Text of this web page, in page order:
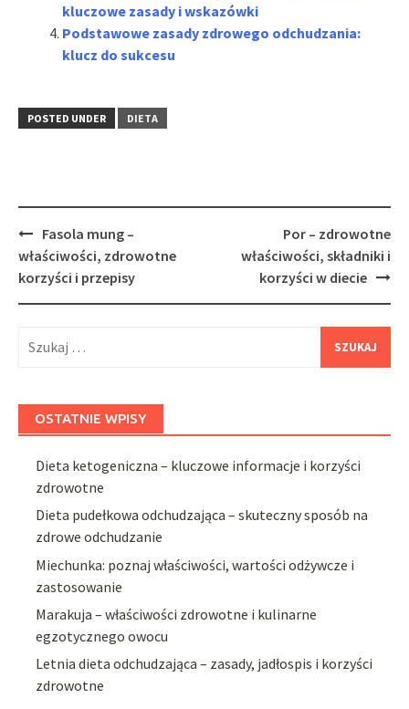
kluczowe zasady i wskazówki
Podstawowe zasady zdrowego odchudzania:
klucz do sukcesu
POSTED UNDER DIETA
Post
navigation
Fasola mung –
właściwości, zdrowotne
korzyści i przepisy
Por – zdrowotne
właściwości, składniki i
korzyści w diecie
OSTATNIE WPISY
Dieta ketogeniczna – kluczowe informacje i korzyści
zdrowotne
Dieta pudełkowa odchudzająca – skuteczny sposób na
zdrowe odchudzanie
Miechunka: poznaj właściwości, wartości odżywcze i
zastosowanie
Marakuja – właściwości zdrowotne i kulinarne
egzotycznego owocu
Letnia dieta odchudzająca – zasady, jadłospis i korzyści
zdrowotne